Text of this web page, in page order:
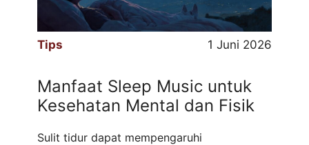
Tips 1 Juni 2026
Manfaat Sleep Music untuk
Kesehatan Mental dan Fisik
Sulit tidur dapat mempengaruhi